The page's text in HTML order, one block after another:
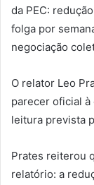
da PEC:
folga por
negociação
O relator Leo
parecer oficial
leitura prevista
Prates reiterou
relatório: a